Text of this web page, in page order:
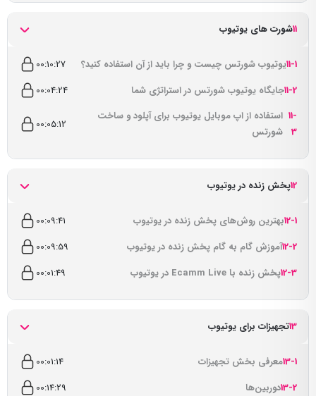
11شورت های یوتیوب
11-1یوتیوب شورتس چیست و چرا باید از آن استفاده کنید؟
00:10:27
11-2جایگاه یوتیوب شورتس در استراتژی شما
00:04:24
11-
3
استفاده از اپ موبایل یوتیوب برای آپلود و ساخت
شورتس
00:05:12
12پخش زنده در یوتیوب
12-1بهترین روش‌های پخش زنده در یوتیوب
00:09:41
12-2آموزش گام به گام پخش زنده در یوتیوب
00:09:59
12-3پخش زنده با Ecamm Live در یوتیوب 00:01:49
13تجهیزات برای یوتیوب
13-1معرفی بخش تجهیزات
00:01:14
13-2دوربین‌ها
00:14:29